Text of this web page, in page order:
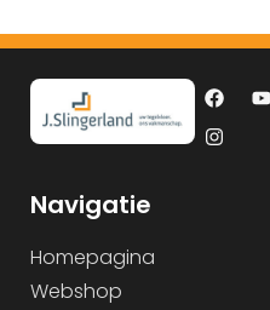
Navigatie
Homepagina
Webshop